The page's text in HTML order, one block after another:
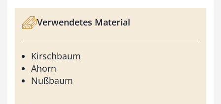
Verwendetes Material
Kirschbaum
Ahorn
Nußbaum